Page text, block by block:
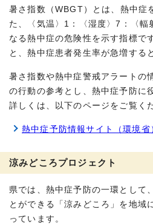
暑さ指数（WBGT）とは、熱中症
た、〈気温〉1：〈湿度〉7：〈輻
なる熱中症の危険性を示す指標で
と、熱中症患者発生率が急増する
暑さ指数や熱中症警戒アラートの
の行動の参考とし、熱中症予防に
詳しくは、以下のページをご覧く
熱中症予防情報サイト（環境省
涼みどころプロジェクト
県では、熱中症予防の一環として
とができる「涼みどころ」を地域
っています。